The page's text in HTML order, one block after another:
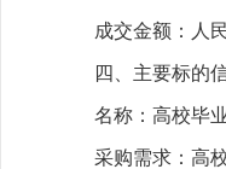
成交金额：人
四、主要标的
名称：高校毕
采购需求：高